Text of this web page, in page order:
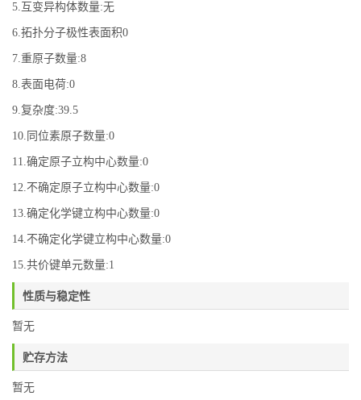
5.互变异构体数量:无
6.拓扑分子极性表面积0
7.重原子数量:8
8.表面电荷:0
9.复杂度:39.5
10.同位素原子数量:0
11.确定原子立构中心数量:0
12.不确定原子立构中心数量:0
13.确定化学键立构中心数量:0
14.不确定化学键立构中心数量:0
15.共价键单元数量:1
性质与稳定性
暂无
贮存方法
暂无